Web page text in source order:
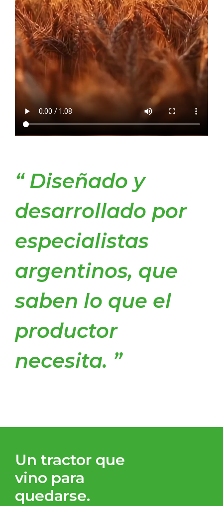
Diseñado y
desarrollado por
especialistas
argentinos, que
saben lo que el
productor
necesita.
Un tractor que
vino para
quedarse.